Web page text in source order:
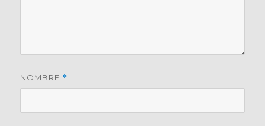
NOMBRE *